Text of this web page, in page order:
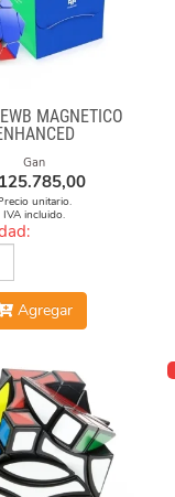
MAGNETICO
Gan
125.785,00
unitario.
IVA incluido.
Agregar